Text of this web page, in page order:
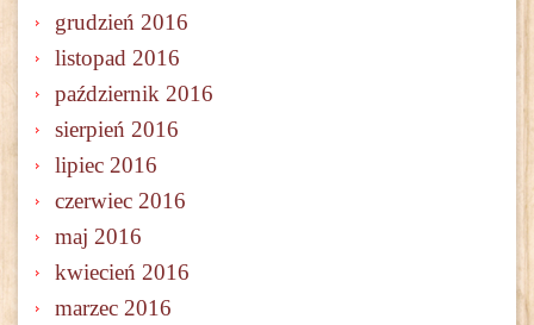
grudzień 2016
listopad 2016
październik 2016
sierpień 2016
lipiec 2016
czerwiec 2016
maj 2016
kwiecień 2016
marzec 2016